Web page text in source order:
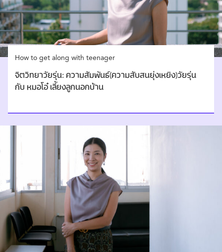
How to get along with teenager
จิตวิทยาวัยรุ่น: ความสัมพันธ์(ความสับสนยุ่งเหยิง)วัยรุ่น
กับ หมอโอ๋ เลี้ยงลูกนอกบ้าน